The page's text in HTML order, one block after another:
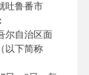
吐鲁番市
尔自治区面
以下简称